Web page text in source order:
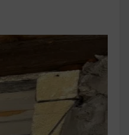
díjak a ponthatárhirdetés
után az egyetemi városokban
meg: minket leplezett le
köszönnek, ott még van város
tesz, mint a szerelem